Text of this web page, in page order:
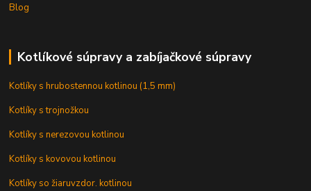
Blog
Kotlíkové súpravy a zabíjačkové súpravy
Kotlíky s hrubostennou kotlinou (1,5 mm)
Kotlíky s trojnožkou
Kotlíky s nerezovou kotlinou
Kotlíky s kovovou kotlinou
Kotlíky so žiaruvzdor. kotlinou